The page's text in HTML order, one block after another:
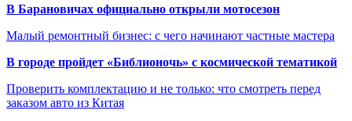
В Барановичах официально открыли мотосезон
Малый ремонтный бизнес: с чего начинают частные мастера
В городе пройдет «Библионочь» с космической тематикой
Проверить комплектацию и не только: что смотреть перед
заказом авто из Китая